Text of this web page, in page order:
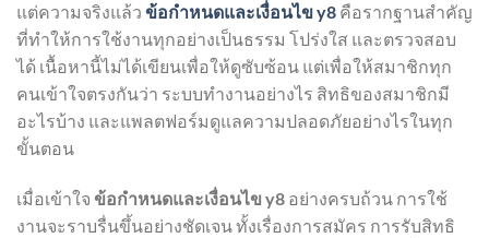
แต่ความจริงแล้ว ข้อกำหนดและเงื่อนไข y8 คือรากฐานสำคัญ
ที่ทำให้การใช้งานทุกอย่างเป็นธรรม โปร่งใส และตรวจสอบ
ได้ เนื้อหานี้ไม่ได้เขียนเพื่อให้ดูซับซ้อน แต่เพื่อให้สมาชิกทุก
คนเข้าใจตรงกันว่า ระบบทำงานอย่างไร สิทธิของสมาชิกมี
อะไรบ้าง และแพลตฟอร์มดูแลความปลอดภัยอย่างไรในทุก
ขั้นตอน
เมื่อเข้าใจ ข้อกำหนดและเงื่อนไข y8 อย่างครบถ้วน การใช้
งานจะราบรื่นขึ้นอย่างชัดเจน ทั้งเรื่องการสมัคร การรับสิทธิ